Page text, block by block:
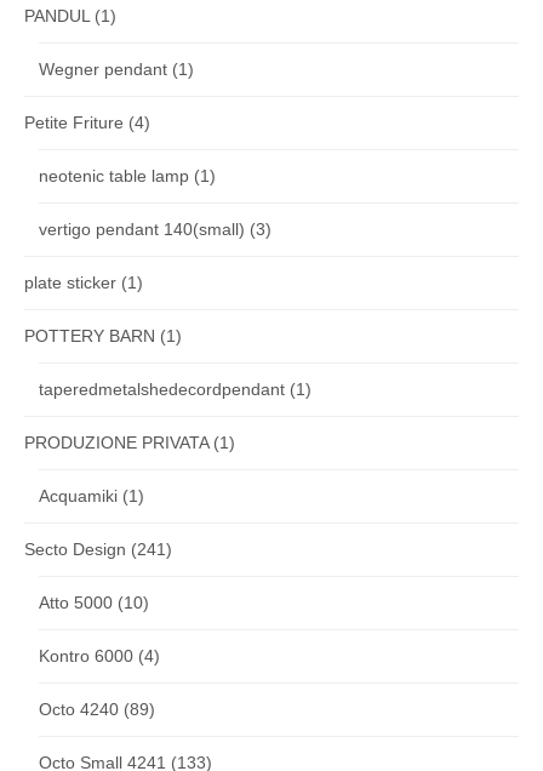
PANDUL(1)
Wegner pendant (1)
Petite Friture (4)
neotenic table lamp (1)
vertigo pendant 140(small) (3)
plate sticker (1)
POTTERY BARN (1)
taperedmetalshedecordpendant (1)
PRODUZIONE PRIVATA(1)
Acquamiki (1)
Secto Design (241)
Atto 5000 (10)
Kontro 6000 (4)
Octo 4240 (89)
Octo Small 4241 (133)